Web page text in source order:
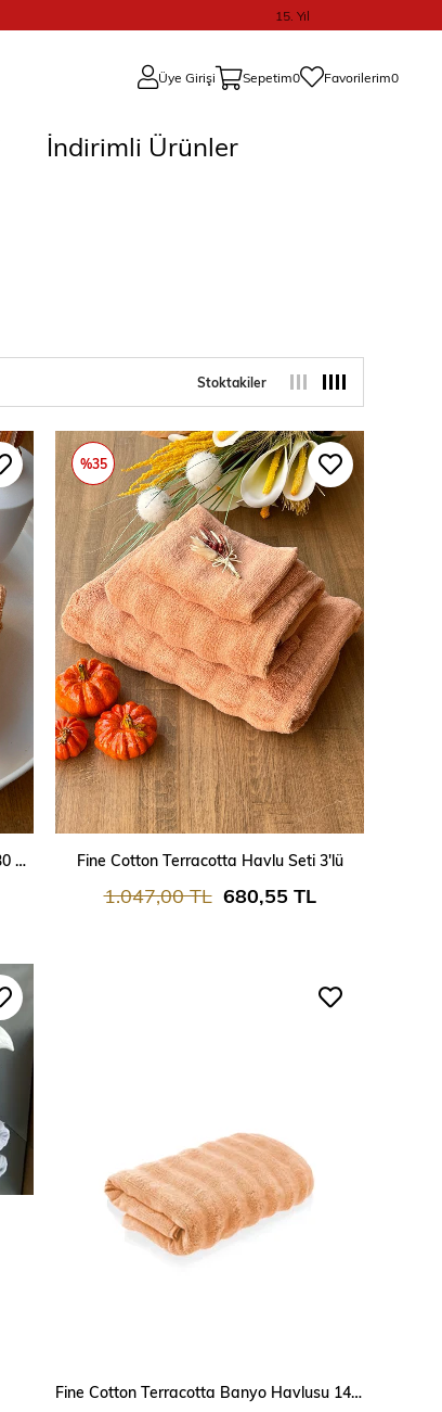
15. Yıl
Üye Girişi Sepetim0 Favorilerim0
İndirimli Ürünler
Stoktakiler
Bambu Terracotta 3'lü El Havlusu 50x30 Cm Fine Cotton Terracotta Havlu Seti 3'lü
680,55 TL
1.047,00 TL
%35
SEPETE EKLE
Fine Cotton Terracotta Banyo Havlusu 140x70 Cm